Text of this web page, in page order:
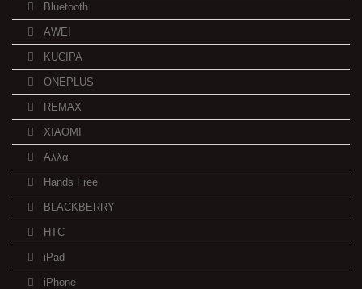
Bluetooth
AWEI
KUCIPA
ONEPLUS
REMAX
XIAOMI
Αλλα
Hands Free
BLACKBERRY
HTC
iPad
iPhone